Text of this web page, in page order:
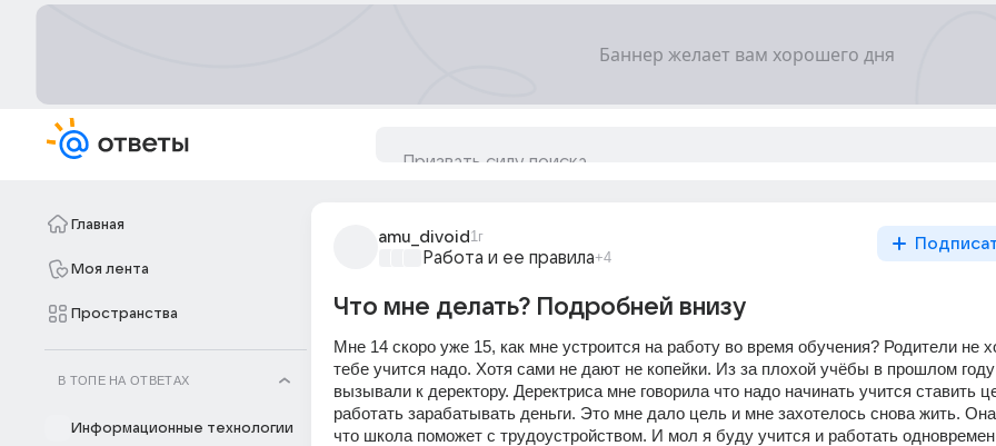
Главная
Моя лента
Пространства
В ТОПЕ НА ОТВЕТАХ
Информационные технологии
amu_divoid 1г
Работа и ее правила+4
Что мне делать? Подробней внизу
Мне 14 скоро уже 15, как мне устроится на работу во время обучения? Родители не
тебе учится надо. Хотя сами не дают не копейки. Из за плохой учёбы в прошлом
вызывали к деректору. Деректриса мне говорила что надо начинать учится ставить
работать зарабатывать деньги. Это мне дало цель и мне захотелось снова жить.
что школа поможет с трудоустройством. И мол я буду учится и работать